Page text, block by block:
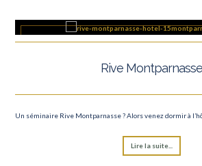
Rive Montparnasse
Un séminaire Rive Montparnasse ? Alors venez dormir à
Lire la suite...